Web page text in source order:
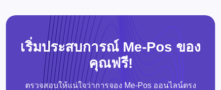
เริ่มประสบการณ์ Me-Pos ของ
คุณฟรี!
ตรวจสอบให้แน่ใจว่าการจอง Me-Pos ออนไลน์ตรง